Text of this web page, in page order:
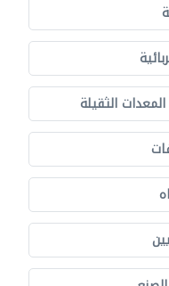
الثقيلة